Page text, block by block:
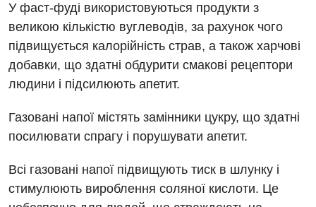
Безкоштовні операції
Енциклопедія
Програма лояльності
Відео
Діагностичне відділення
Ендоскопічне відділення
Комп’ютерна томографія
Магнітно-резонансна томографія
Мамографія
Нейросонографія
Рентгенографія
Відділ госпіталізації
Відділення кардіосудинної патології та неврології
Відділення невідкладних станів
Відділення інтенсивної терапії
Гінекологічне відділення
Діагностичне відділення
Лікування гострого інфаркту
У фаст-фуді використовуються продукти з
великою кількістю вуглеводів, за рахунок чого
підвищується калорійність страв, а також харчові
добавки, що здатні обдурити смакові рецептори
людини і підсилюють апетит.
Газовані напої містять замінники цукру, що здатні
посилювати спрагу і порушувати апетит.
Всі газовані напої підвищують тиск в шлунку і
стимулюють вироблення соляної кислоти. Це